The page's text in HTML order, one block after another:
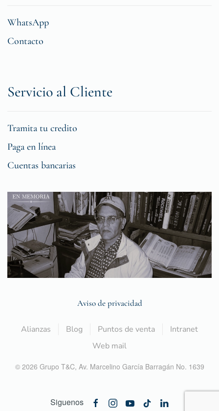
WhatsApp
Contacto
Servicio al Cliente
Tramita tu credito
Paga en línea
Cuentas bancarias
Aviso de privacidad
Alianzas Blog Puntos de venta
Intranet
Web mail
© 2026 Grupo T&C, Av. Marcelino García Barragán No. 1639
Siguenos